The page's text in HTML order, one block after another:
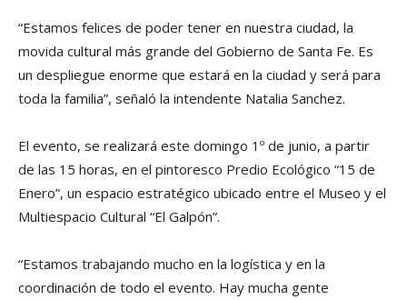
“Estamos felices de poder tener en nuestra ciudad, la
movida cultural más grande del Gobierno de Santa Fe. Es
un despliegue enorme que estará en la ciudad y será para
toda la familia”, señaló la intendente Natalia Sanchez.
El evento, se realizará este domingo 1º de junio, a partir
de las 15 horas, en el pintoresco Predio Ecológico “15 de
Enero”, un espacio estratégico ubicado entre el Museo y el
Multiespacio Cultural “El Galpón”.
“Estamos trabajando mucho en la logística y en la
coordinación de todo el evento. Hay mucha gente